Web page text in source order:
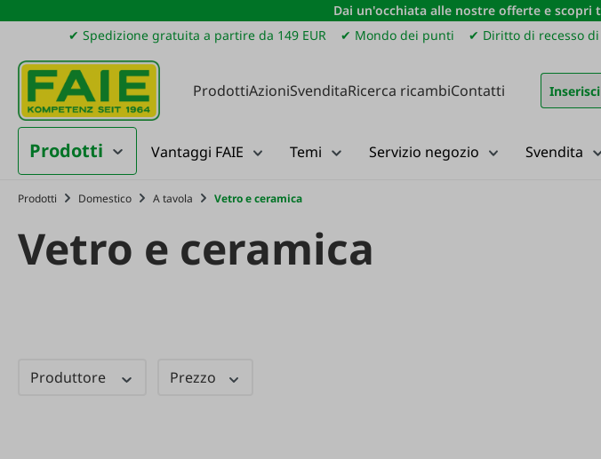
al contenuto principale
Salta alla ricerca
Passa alla navigazione principale
Dai un'occhiata alle nostre offerte e
✔ Spedizione gratuita a partire da 149 EUR
✔ Mondo dei punti ✔ Diritto di recesso
ProdottiAzioniSvenditaRicerca ricambiContatti
Prodotti Vantaggi FAIE Temi Servizio negozio Svendita
Prodotti Domestico A tavola Vetro e ceramica
Vetro e ceramica
Produttore Prezzo